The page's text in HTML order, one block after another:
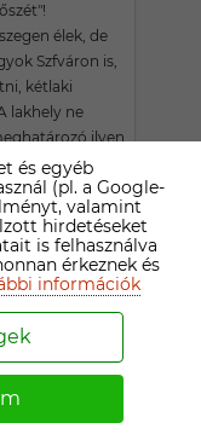
élek, de
Szfváron is,
kétlaki
lakhely ne
ilyen
Teljesen
lakhely!
nehéz a
Kreatív, mobil,
ha kell,
téren
szemléletű,
ember
minden
és egyéb
(pl. a Google-
valamint
hirdetéseket
is felhasználva
érkeznek és
információk